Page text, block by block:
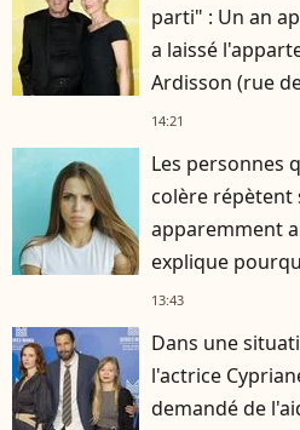
parti" : Un an
a laissé
Ardisson (rue
14:21
Les personnes
colère répètent
apparemment
explique
13:43
Dans une
l'actrice
demandé de